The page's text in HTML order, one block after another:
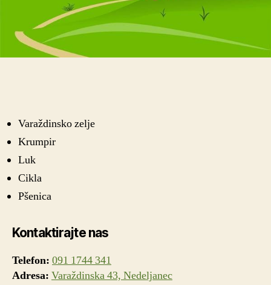
Varaždinsko zelje
Krumpir
Luk
Cikla
Pšenica
Kontaktirajte nas
Telefon: 091 1744 341
Adresa: Varaždinska 43, Nedeljanec